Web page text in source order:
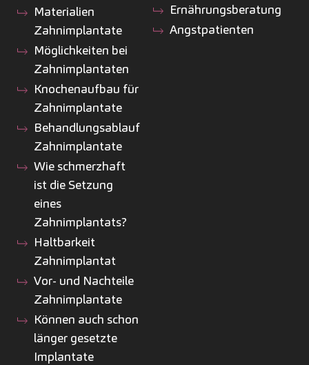
Materialien
Zahnimplantate
Möglichkeiten bei
Zahnimplantaten
Knochenaufbau für
Zahnimplantate
Behandlungsablauf
Zahnimplantate
Wie schmerzhaft
ist die Setzung
eines
Zahnimplantats?
Haltbarkeit
Zahnimplantat
Vor- und Nachteile
Zahnimplantate
Können auch schon
länger gesetzte
Implantate
Ernährungsberatung
Angstpatienten